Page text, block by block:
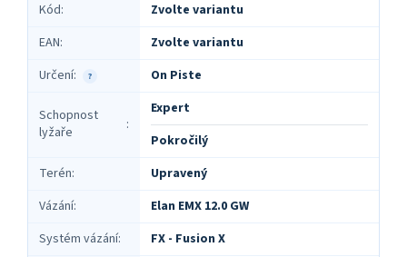
Kód:
Zvolte variantu
EAN: Zvolte variantu
?
Určení: On Piste
Schopnost
lyžaře
:
Expert
Pokročilý
Terén:
Upravený
Vázání:
Elan EMX 12.0 GW
Systém vázání: FX - Fusion X